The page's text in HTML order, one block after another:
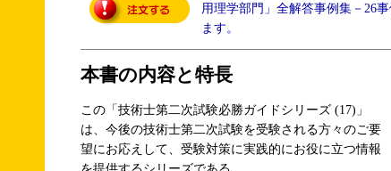
用理学部門」全解答事例集－26
ます。
本書の内容と特長
この「技術士第二次試験必勝ガイドシリーズ (17)」
は、今後の技術士第二次試験を受験される方々のご要
望にお応えして、受験対策に実践的にお役に立つ情報